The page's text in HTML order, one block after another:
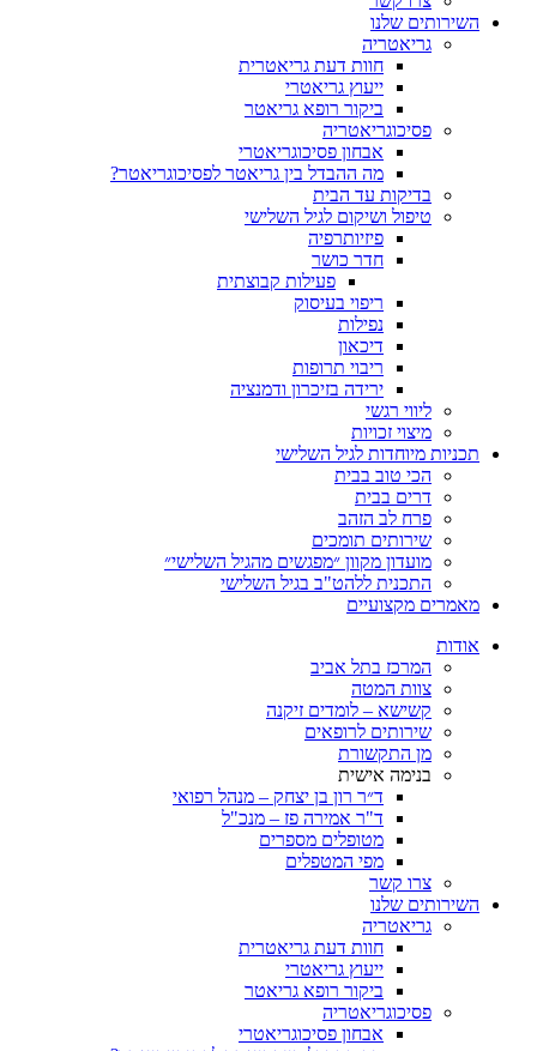
שלנו
גריאטריה
חוות דעת גריאטרית
ייעוץ גריאטרי
ביקור רופא גריאטר
פסיכוגריאטריה
אבחון פסיכוגריאטרי
מה ההבדל בין גריאטר לפסיכוגריאטר?
בדיקות עד הבית
טיפול ושיקום לגיל השלישי
פיזיותרפיה
חדר כושר
פעילות קבוצתית
ריפוי בעיסוק
ריבוי תרופות
ירידה בזיכרון ודמנציה
מיצוי זכויות
מיוחדות לגיל השלישי
הכי טוב בבית
דרים בבית
פרח לב הזהב
שירותים תומכים
מועדון מקוון ״מפגשים מהגיל השלישי״
התכנית ללהט"ב בגיל השלישי
מקצועיים
המרכז בתל אביב
צוות המטה
קשישא – לומדים זיקנה
שירותים לרופאים
מן התקשורת
בנימה אישית
ד״ר רון בן יצחק – מנהל רפואי
ד"ר אמירה פז – מנכ"ל
מטופלים מספרים
מפי המטפלים
שלנו
גריאטריה
חוות דעת גריאטרית
ייעוץ גריאטרי
ביקור רופא גריאטר
פסיכוגריאטריה
אבחון פסיכוגריאטרי